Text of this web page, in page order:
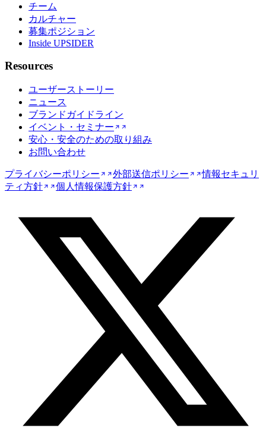
チーム
カルチャー
募集ポジション
Inside UPSIDER
Resources
ユーザーストーリー
ニュース
ブランドガイドライン
イベント・セミナー
安心・安全のための取り組み
お問い合わせ
プライバシーポリシー 外部送信ポリシー
情報セキュリ
ティ方針
個人情報保護方針